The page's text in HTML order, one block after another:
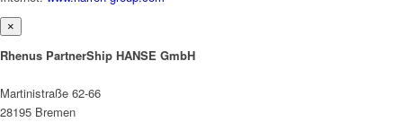
×
Rhenus PartnerShip HANSE GmbH
Martinistraße 62-66
28195 Bremen